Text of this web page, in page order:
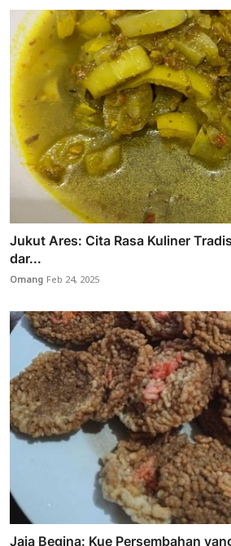
Jukut Ares: Cita Rasa Kuliner
dar...
Omang Feb 24, 2025
Jaja Begina: Kue Persembahan